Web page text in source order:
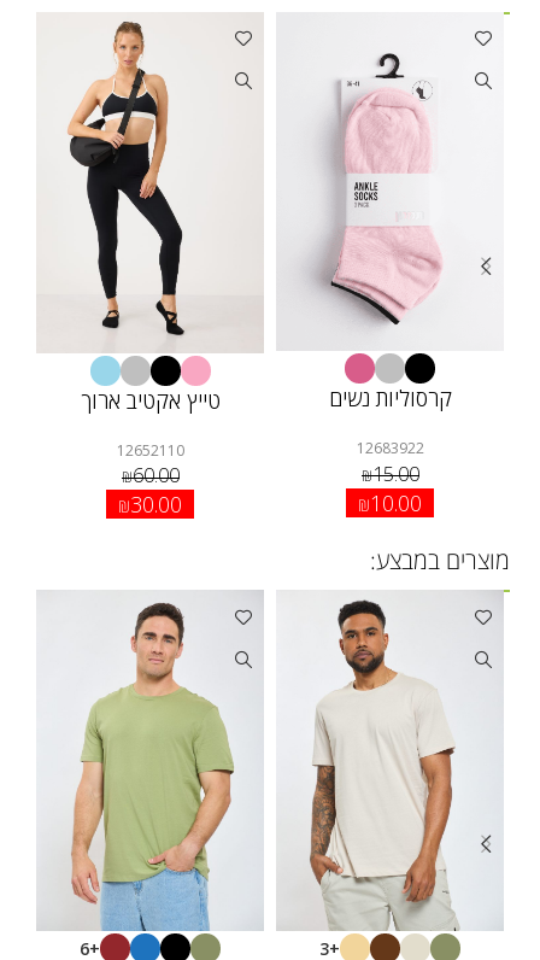
קרסוליות נשים
12683922
₪15.00
₪10.00
טייץ אקטיב ארוך
12652110
₪60.00
₪30.00
מוצרים במבצע:
+3
+6